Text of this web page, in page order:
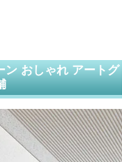
ン おしゃれ アートグ